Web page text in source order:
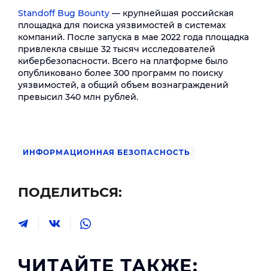
Standoff Bug Bounty — крупнейшая российская
площадка для поиска уязвимостей в системах
компаний. После запуска в мае 2022 года площадка
привлекла свыше 32 тысяч исследователей
кибербезопасности. Всего на платформе было
опубликовано более 300 программ по поиску
уязвимостей, а общий объем вознаграждений
превысил 340 млн рублей.
ИНФОРМАЦИОННАЯ БЕЗОПАСНОСТЬ
ПОДЕЛИТЬСЯ:
ЧИТАЙТЕ ТАКЖЕ: